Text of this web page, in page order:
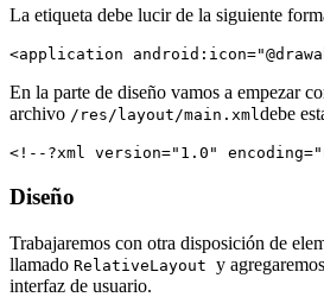
La etiqueta debe lucir de la siguiente
En la parte de diseño vamos a empezar
archivo /res/layout/main.xmldebe
Diseño
Trabajaremos con otra disposición de
llamado RelativeLayout y
interfaz de usuario.